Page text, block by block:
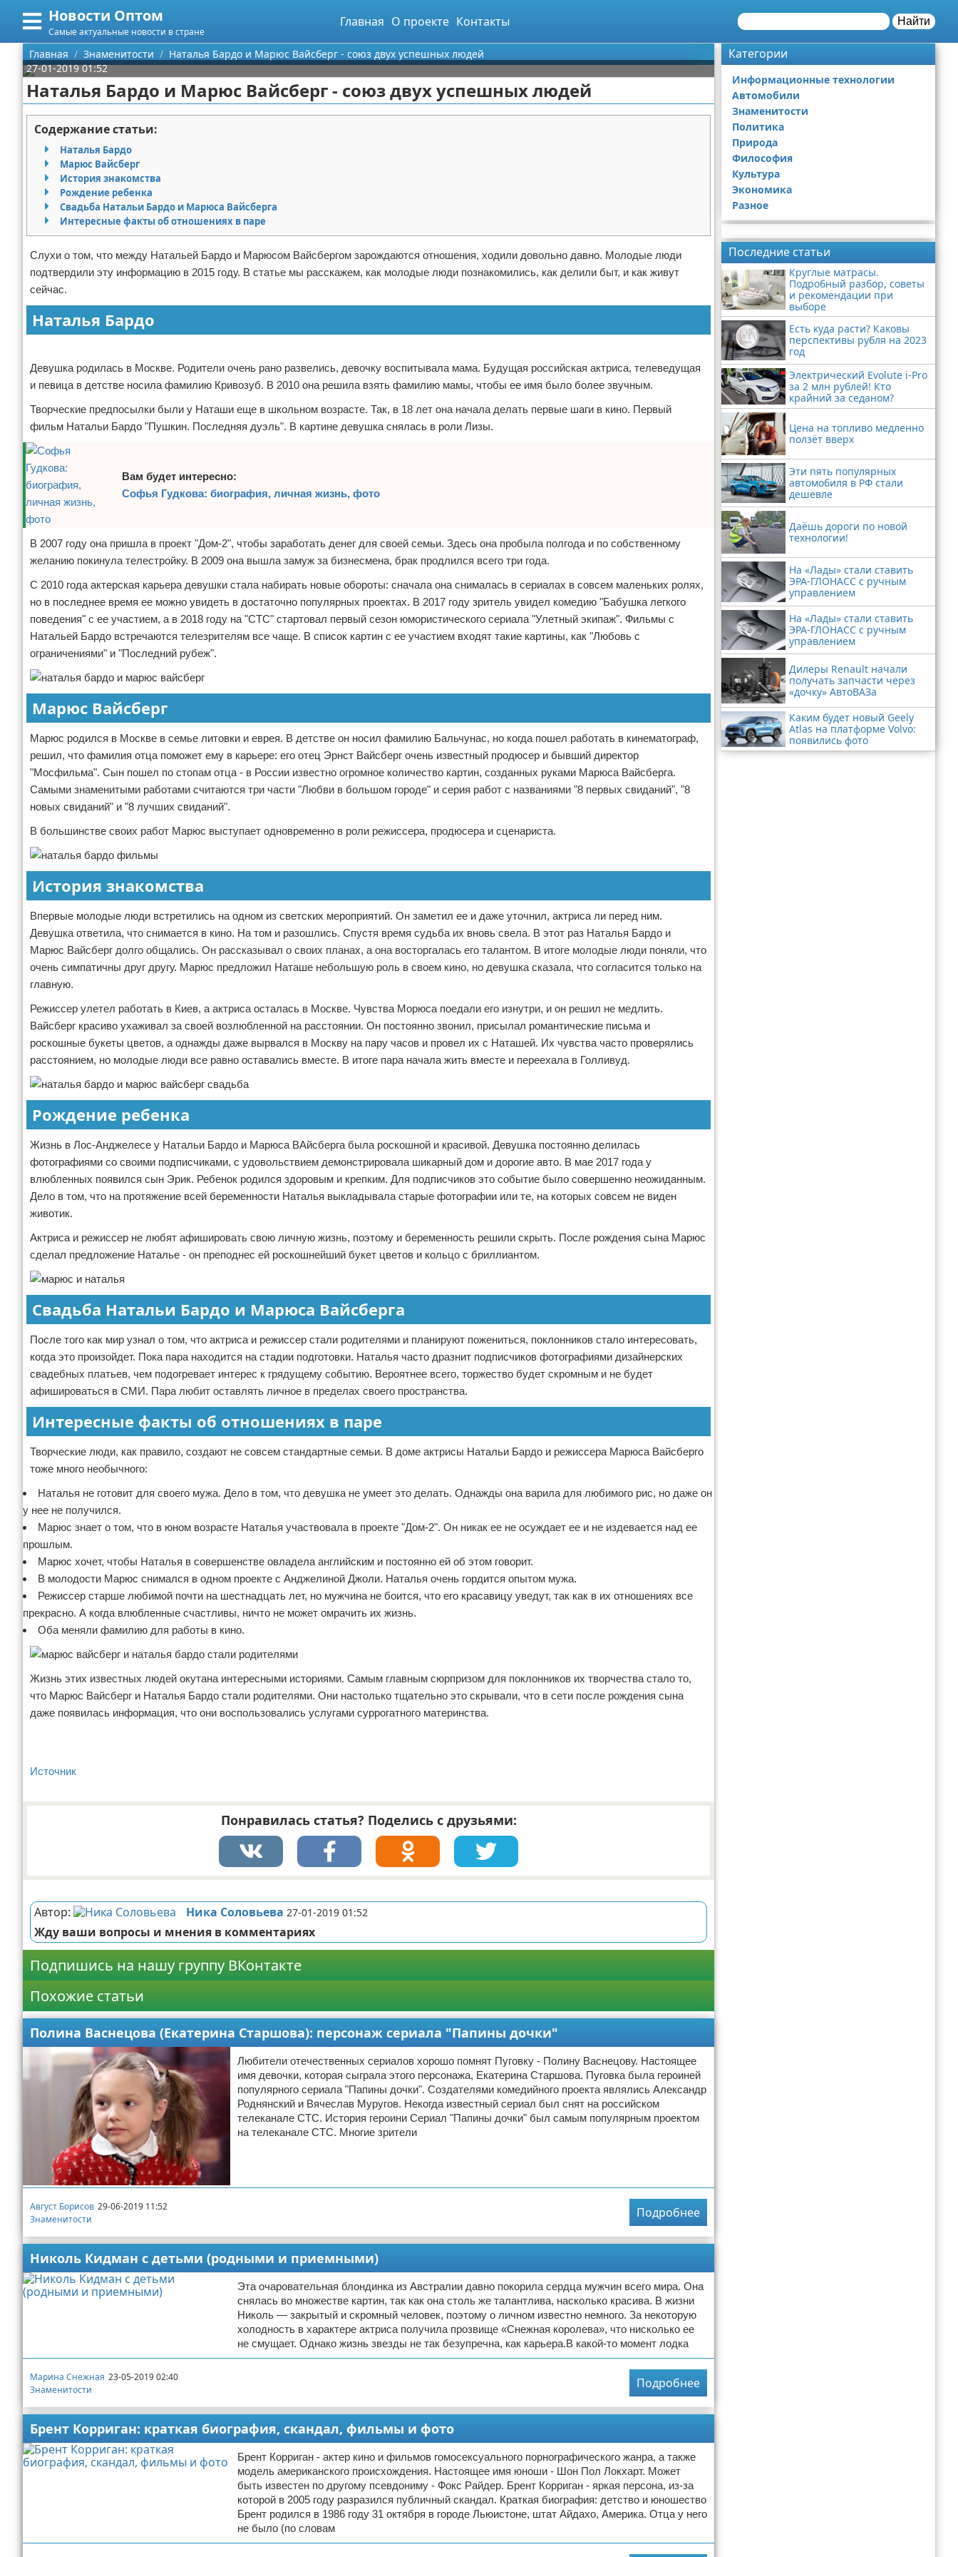
Новости Оптом
Самые актуальные новости в стране
Главная О проекте Контакты Найти
Меню
Главная
Категории
Информационные технологии
Автомобили
Знаменитости
Политика
Философия
Культура
Экономика
Разное
Поиск
О проекте
Контакты
Сотрудничество
Для правообладателей
Условия предоставления информации
Отказ от ответственности
Главная Знаменитости
Наталья Бардо и Марюс Вайсберг - союз двух успешных людей
27-01-2019 01:52
Наталья Бардо и Марюс Вайсберг - союз двух успешных людей
Содержание статьи:
Наталья Бардо
Марюс Вайсберг
История знакомства
Рождение ребенка
Свадьба Натальи Бардо и Марюса Вайсберга
Интересные факты об отношениях в паре
Слухи о том, что между Натальей Бардо и Марюсом Вайсбергом зарождаются отношения, ходили довольно давно. Молодые люди
подтвердили эту информацию в 2015 году. В статье мы расскажем, как молодые люди познакомились, как делили быт, и как живут
сейчас.
Наталья Бардо
Девушка родилась в Москве. Родители очень рано развелись, девочку воспитывала мама. Будущая российская актриса, телеведущая
и певица в детстве носила фамилию Кривозуб. В 2010 она решила взять фамилию мамы, чтобы ее имя было более звучным.
Творческие предпосылки были у Наташи еще в школьном возрасте. Так, в 18 лет она начала делать первые шаги в кино. Первый
фильм Натальи Бардо "Пушкин. Последняя дуэль". В картине девушка снялась в роли Лизы.
Вам будет интересно:
Софья Гудкова: биография, личная жизнь, фото
В 2007 году она пришла в проект "Дом-2", чтобы заработать денег для своей семьи. Здесь она пробыла полгода и по собственному
желанию покинула телестройку. В 2009 она вышла замуж за бизнесмена, брак продлился всего три года.
С 2010 года актерская карьера девушки стала набирать новые обороты: сначала она снималась в сериалах в совсем маленьких ролях,
но в последнее время ее можно увидеть в достаточно популярных проектах. В 2017 году зритель увидел комедию "Бабушка легкого
поведения" с ее участием, а в 2018 году на "СТС" стартовал первый сезон юмористического сериала "Улетный экипаж". Фильмы с
Натальей Бардо встречаются телезрителям все чаще. В список картин с ее участием входят такие картины, как "Любовь с
ограничениями" и "Последний рубеж".
Марюс Вайсберг
Марюс родился в Москве в семье литовки и еврея. В детстве он носил фамилию Бальчунас, но когда пошел работать в кинематограф,
решил, что фамилия отца поможет ему в карьере: его отец Эрнст Вайсберг очень известный продюсер и бывший директор
"Мосфильма". Сын пошел по стопам отца - в России известно огромное количество картин, созданных руками Марюса Вайсберга.
Самыми знаменитыми работами считаются три части "Любви в большом городе" и серия работ с названиями "8 первых свиданий", "8
новых свиданий" и "8 лучших свиданий".
В большинстве своих работ Марюс выступает одновременно в роли режиссера, продюсера и сценариста.
История знакомства
Впервые молодые люди встретились на одном из светских мероприятий. Он заметил ее и даже уточнил, актриса ли перед ним.
Девушка ответила, что снимается в кино. На том и разошлись. Спустя время судьба их вновь свела. В этот раз Наталья Бардо и
Марюс Вайсберг долго общались. Он рассказывал о своих планах, а она восторгалась его талантом. В итоге молодые люди поняли, что
очень симпатичны друг другу. Марюс предложил Наташе небольшую роль в своем кино, но девушка сказала, что согласится только на
главную.
Режиссер улетел работать в Киев, а актриса осталась в Москве. Чувства Морюса поедали его изнутри, и он решил не медлить.
Вайсберг красиво ухаживал за своей возлюбленной на расстоянии. Он постоянно звонил, присылал романтические письма и
роскошные букеты цветов, а однажды даже вырвался в Москву на пару часов и провел их с Наташей. Их чувства часто проверялись
расстоянием, но молодые люди все равно оставались вместе. В итоге пара начала жить вместе и переехала в Голливуд.
Рождение ребенка
Жизнь в Лос-Анджелесе у Натальи Бардо и Марюса ВАйсберга была роскошной и красивой. Девушка постоянно делилась
фотографиями со своими подписчиками, с удовольствием демонстрировала шикарный дом и дорогие авто. В мае 2017 года у
влюбленных появился сын Эрик. Ребенок родился здоровым и крепким. Для подписчиков это событие было совершенно неожиданным.
Дело в том, что на протяжение всей беременности Наталья выкладывала старые фотографии или те, на которых совсем не виден
животик.
Актриса и режиссер не любят афишировать свою личную жизнь, поэтому и беременность решили скрыть. После рождения сына Марюс
сделал предложение Наталье - он преподнес ей роскошнейший букет цветов и кольцо с бриллиантом.
Свадьба Натальи Бардо и Марюса Вайсберга
После того как мир узнал о том, что актриса и режиссер стали родителями и планируют пожениться, поклонников стало интересовать,
когда это произойдет. Пока пара находится на стадии подготовки. Наталья часто дразнит подписчиков фотографиями дизайнерских
свадебных платьев, чем подогревает интерес к грядущему событию. Вероятнее всего, торжество будет скромным и не будет
афишироваться в СМИ. Пара любит оставлять личное в пределах своего пространства.
Интересные факты об отношениях в паре
Творческие люди, как правило, создают не совсем стандартные семьи. В доме актрисы Натальи Бардо и режиссера Марюса Вайсберго
тоже много необычного:
Наталья не готовит для своего мужа. Дело в том, что девушка не умеет это делать. Однажды она варила для любимого рис, но даже он
у нее не получился.
Марюс знает о том, что в юном возрасте Наталья участвовала в проекте "Дом-2". Он никак ее не осуждает ее и не издевается над ее
прошлым.
Марюс хочет, чтобы Наталья в совершенстве овладела английским и постоянно ей об этом говорит.
В молодости Марюс снимался в одном проекте с Анджелиной Джоли. Наталья очень гордится опытом мужа.
Режиссер старше любимой почти на шестнадцать лет, но мужчина не боится, что его красавицу уведут, так как в их отношениях все
прекрасно. А когда влюбленные счастливы, ничто не может омрачить их жизнь.
Оба меняли фамилию для работы в кино.
Жизнь этих известных людей окутана интересными историями. Самым главным сюрпризом для поклонников их творчества стало то,
что Марюс Вайсберг и Наталья Бардо стали родителями. Они настолько тщательно это скрывали, что в сети после рождения сына
даже появилась информация, что они воспользовались услугами суррогатного материнства.
Источник
Понравилась статья? Поделись с друзьями:
Автор: Ника Соловьева 27-01-2019 01:52
Жду ваши вопросы и мнения в комментариях
Подпишись на нашу группу ВКонтакте
Похожие статьи
Полина Васнецова (Екатерина Старшова): персонаж сериала "Папины дочки"
Любители отечественных сериалов хорошо помнят Пуговку - Полину Васнецову. Настоящее
имя девочки, которая сыграла этого персонажа, Екатерина Старшова. Пуговка была героиней
популярного сериала "Папины дочки". Создателями комедийного проекта являлись Александр
Роднянский и Вячеслав Муругов. Некогда известный сериал был снят на российском
телеканале СТС. История героини Сериал "Папины дочки" был самым популярным проектом
на телеканале СТС. Многие зрители
Август Борисов 29-06-2019 11:52
Знаменитости
Подробнее
Николь Кидман с детьми (родными и приемными)
Эта очаровательная блондинка из Австралии давно покорила сердца мужчин всего мира. Она
снялась во множестве картин, так как она столь же талантлива, насколько красива. В жизни
Николь — закрытый и скромный человек, поэтому о личном известно немного. За некоторую
холодность в характере актриса получила прозвище «Снежная королева», что нисколько ее
не смущает. Однако жизнь звезды не так безупречна, как карьера.В какой-то момент лодка
Марина Снежная 23-05-2019 02:40
Знаменитости
Подробнее
Брент Корриган: краткая биография, скандал, фильмы и фото
Брент Корриган - актер кино и фильмов гомосексуального порнографического жанра, а также
модель американского происхождения. Настоящее имя юноши - Шон Пол Локхарт. Может
быть известен по другому псевдониму - Фокс Райдер. Брент Корриган - яркая персона, из-за
которой в 2005 году разразился публичный скандал. Краткая биография: детство и юношество
Брент родился в 1986 году 31 октября в городе Льюистоне, штат Айдахо, Америка. Отца у него
не было (по словам
Категории
Информационные технологии
Автомобили
Знаменитости
Политика
Природа
Философия
Культура
Экономика
Разное
Последние статьи
Круглые матрасы.
Подробный разбор, советы
и рекомендации при
выборе
Есть куда расти? Каковы
перспективы рубля на 2023
год
Электрический Evolute i-Pro
за 2 млн рублей! Кто
крайний за седаном?
Цена на топливо медленно
ползёт вверх
Эти пять популярных
автомобиля в РФ стали
дешевле
Даёшь дороги по новой
технологии!
На «Лады» стали ставить
ЭРА-ГЛОНАСС с ручным
управлением
На «Лады» стали ставить
ЭРА-ГЛОНАСС с ручным
управлением
Дилеры Renault начали
получать запчасти через
«дочку» АвтоВАЗа
Каким будет новый Geely
Atlas на платформе Volvo:
появились фото